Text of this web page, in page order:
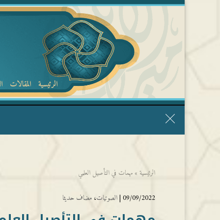
الرئيسية المقالات
الرئيسية » مهمات في التأصيل العلمي
09/09/2022 | الصوتيات، مضاف حديثا